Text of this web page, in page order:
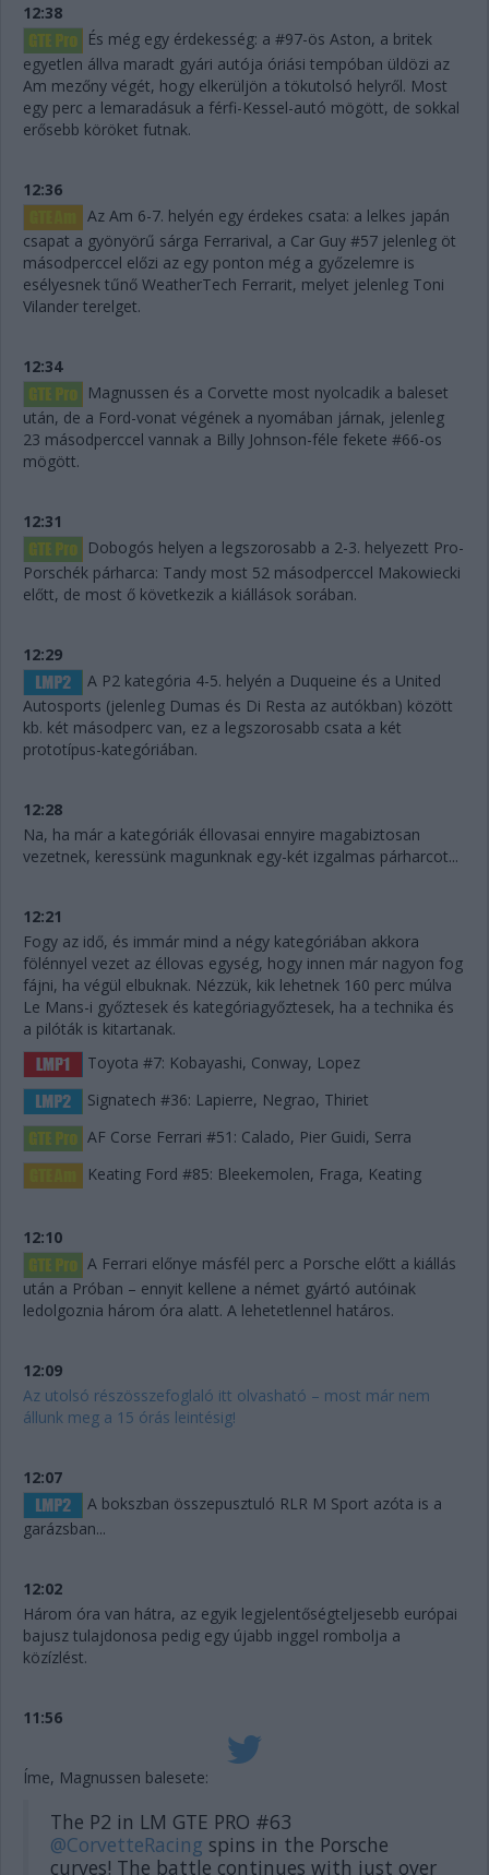
12:38
És még egy érdekesség: a #97-ös Aston, a britek
egyetlen állva maradt gyári autója óriási tempóban üldözi az
Am mezőny végét, hogy elkerüljön a tökutolsó helyről. Most
egy perc a lemaradásuk a férfi-Kessel-autó mögött, de sokkal
erősebb köröket futnak.
12:36
Az Am 6-7. helyén egy érdekes csata: a lelkes japán
csapat a gyönyörű sárga Ferrarival, a Car Guy #57 jelenleg öt
másodperccel előzi az egy ponton még a győzelemre is
esélyesnek tűnő WeatherTech Ferrarit, melyet jelenleg Toni
Vilander terelget.
12:34
Magnussen és a Corvette most nyolcadik a baleset
után, de a Ford-vonat végének a nyomában járnak, jelenleg
23 másodperccel vannak a Billy Johnson-féle fekete #66-os
mögött.
12:31
Dobogós helyen a legszorosabb a 2-3. helyezett Pro-
Porschék párharca: Tandy most 52 másodperccel Makowiecki
előtt, de most ő következik a kiállások sorában.
12:29
A P2 kategória 4-5. helyén a Duqueine és a United
Autosports (jelenleg Dumas és Di Resta az autókban) között
kb. két másodperc van, ez a legszorosabb csata a két
prototípus-kategóriában.
12:28
Na, ha már a kategóriák éllovasai ennyire magabiztosan
vezetnek, keressünk magunknak egy-két izgalmas párharcot...
12:21
Fogy az idő, és immár mind a négy kategóriában akkora
fölénnyel vezet az éllovas egység, hogy innen már nagyon fog
fájni, ha végül elbuknak. Nézzük, kik lehetnek 160 perc múlva
Le Mans-i győztesek és kategóriagyőztesek, ha a technika és
a pilóták is kitartanak.
Toyota #7: Kobayashi, Conway, Lopez
Signatech #36: Lapierre, Negrao, Thiriet
AF Corse Ferrari #51: Calado, Pier Guidi, Serra
Keating Ford #85: Bleekemolen, Fraga, Keating
12:10
A Ferrari előnye másfél perc a Porsche előtt a kiállás
után a Próban – ennyit kellene a német gyártó autóinak
ledolgoznia három óra alatt. A lehetetlennel határos.
12:09
Az utolsó részösszefoglaló itt olvasható – most már nem
állunk meg a 15 órás leintésig!
12:07
A bokszban összepusztuló RLR M Sport azóta is a
garázsban...
12:02
Három óra van hátra, az egyik legjelentőségteljesebb európai
bajusz tulajdonosa pedig egy újabb inggel rombolja a
közízlést.
11:56
Íme, Magnussen balesete:
The P2 in LM GTE PRO #63
@CorvetteRacing spins in the Porsche
curves! The battle continues with just over